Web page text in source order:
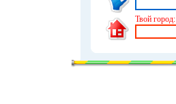
Твой город: